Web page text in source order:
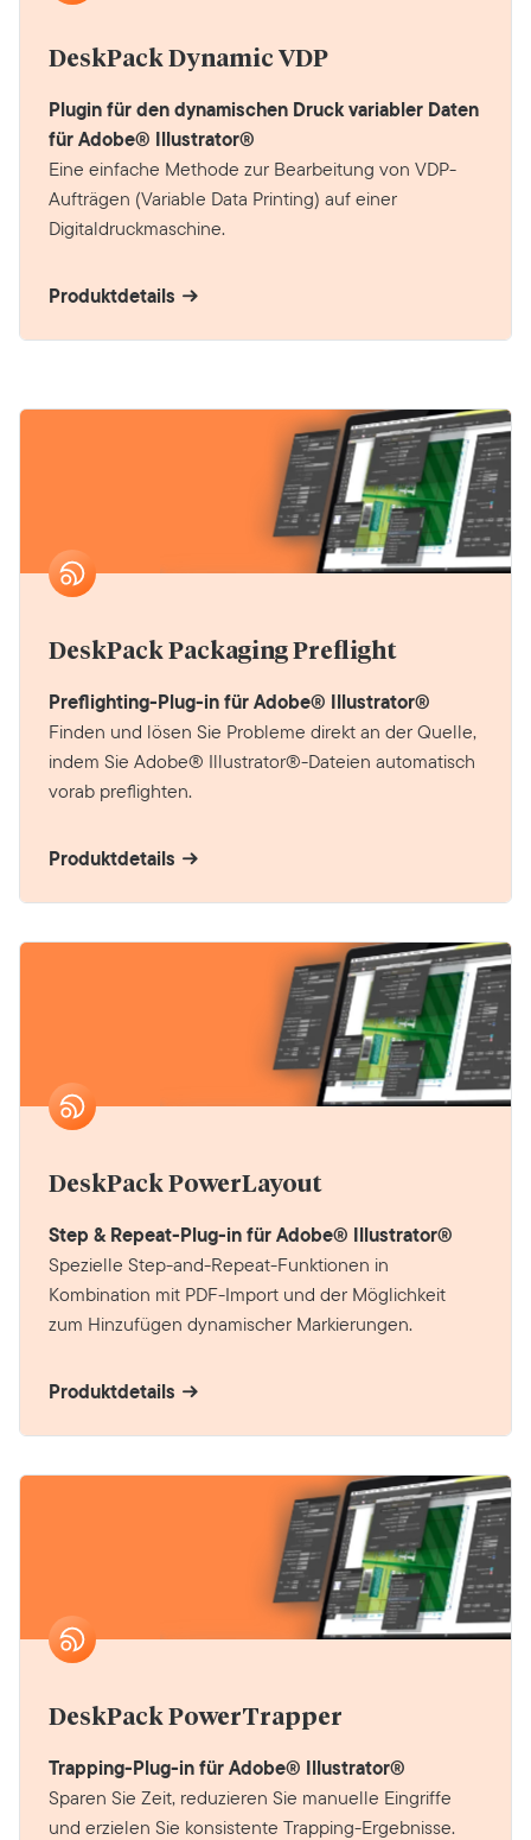
DeskPack Dynamic VDP
Plugin für den dynamischen Druck variabler Daten
für Adobe® Illustrator®
Eine einfache Methode zur Bearbeitung von VDP-
Aufträgen (Variable Data Printing) auf einer
Digitaldruckmaschine.
Produktdetails
DeskPack Packaging Preflight
Preflighting-Plug-in für Adobe® Illustrator®
Finden und lösen Sie Probleme direkt an der Quelle,
indem Sie Adobe® Illustrator®-Dateien automatisch
vorab preflighten.
Produktdetails
DeskPack PowerLayout
Step & Repeat-Plug-in für Adobe® Illustrator®
Spezielle Step-and-Repeat-Funktionen in
Kombination mit PDF-Import und der Möglichkeit
zum Hinzufügen dynamischer Markierungen.
Produktdetails
DeskPack PowerTrapper
Trapping-Plug-in für Adobe® Illustrator®
Sparen Sie Zeit, reduzieren Sie manuelle Eingriffe
und erzielen Sie konsistente Trapping-Ergebnisse.